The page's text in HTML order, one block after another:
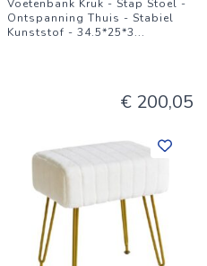
Voetenbank Kruk - Stap Stoel -
Ontspanning Thuis - Stabiel
Kunststof - 34.5*25*3...
€ 200,05